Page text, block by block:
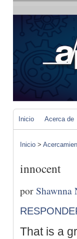
Inicio Acerca de
Inicio >
innocent
porShawnna
That is a